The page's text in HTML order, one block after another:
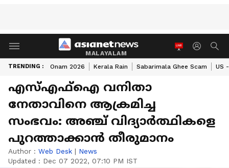
MALAYALAM
TRENDING : Onam 2026 Kerala Rain Sabarimala Ghee Scam US
എസ്എഫ്ഐ വനിതാ
നേതാവിനെ ആക്രമിച്ച
സംഭവം: അഞ്ച്‌ വിദ്യാർത്ഥികളെ
പുറത്താക്കാൻ തീരുമാനം
Author : Web Desk | News
Updated : Dec 07 2022, 07:10 PM IST